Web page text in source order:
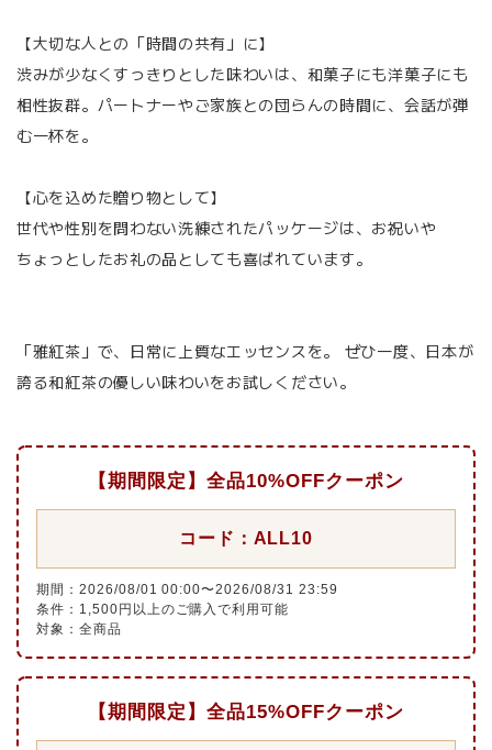
【大切な人との「時間の共有」に】
渋みが少なくすっきりとした味わいは、和菓子にも洋菓子にも
相性抜群。パートナーやご家族との団らんの時間に、会話が弾
む一杯を。
【心を込めた贈り物として】
世代や性別を問わない洗練されたパッケージは、お祝いや
ちょっとしたお礼の品としても喜ばれています。
「雅紅茶」で、日常に上質なエッセンスを。 ぜひ一度、日本が
誇る和紅茶の優しい味わいをお試しください。
【期間限定】全品10%OFFクーポン
コード：ALL10
期間：2026/08/01 00:00〜2026/08/31 23:59
条件：1,500円以上のご購入で利用可能
対象：全商品
【期間限定】全品15%OFFクーポン